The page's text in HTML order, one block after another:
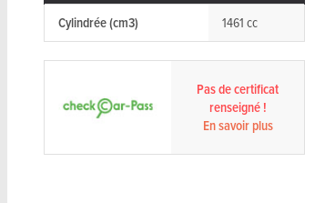
Cylindrée (cm3) 1461 cc
Pas de certificat
renseigné !
En savoir plus